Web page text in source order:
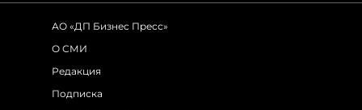
АО «ДП Бизнес Пресс»
О СМИ
Редакция
Подписка